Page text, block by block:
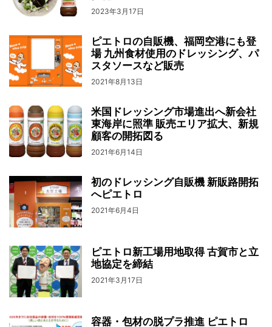
2023年3月17日
ピエトロの自販機、福岡空港にも登
場 九州食材使用のドレッシング、パ
スタソースなど販売
2021年8月13日
米国ドレッシング市場進出へ新会社
東海岸に照準 販売エリア拡大、新規
顧客の開拓図る
2021年6月14日
初のドレッシング自販機 新販路開拓
へピエトロ
2021年6月4日
ピエトロ新工場用地取得 古賀市と立
地協定を締結
2021年3月17日
容器・包材の脱プラ推進 ピエトロ